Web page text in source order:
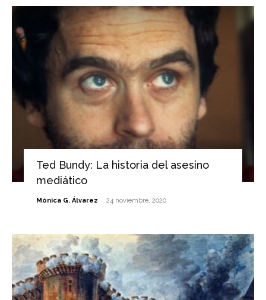
Ted Bundy: La historia del asesino
mediático
Mónica G. Álvarez - 24 noviembre, 2020